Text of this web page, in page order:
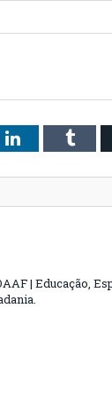
LinkedIn
| Educação,